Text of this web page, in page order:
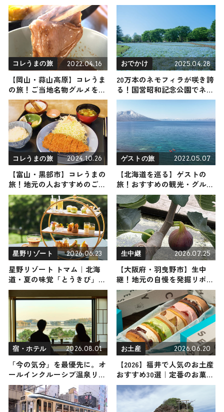
コレうまの旅 2022.04.16
【岡山・蒜山高原】コレうま
の旅！ご当地名物グルメをお
届け
おでかけ 2025.04.28
20万本のネモフィラが咲き誇
る！国営昭和記念公園でネモ
フィラが見頃に
コレうまの旅 2024.10.26
【富山・黒部市】コレうまの
旅！地元の人おすすめのご当
地名物グルメ3選 2024年10月
26日放送
ゲストの旅 2022.05.07
【北海道を巡る】ゲストの
旅！おすすめの観光・グルメ
をご紹介 2022年5月7日放送
星野リゾート 2026.06.23
星野リゾート トマム｜北海
道・夏の味覚「とうきび」が
主役の『とうきびアフタヌー
ンティー』が初開催！ファン
なら絶対見逃せない とうき
び尽くしの旅
生中継 2026.07.25
【大阪府・羽曳野市】生中
継！地元の自慢を発掘リポー
ト 2026年7月25日放送
宿・ホテル 2026.08.01
「今の気分」を最優先に。オ
ールインクルーシブ温泉リゾ
ート「松島一の坊」で過ごす
自由という贅沢を味わい尽く
す一泊二日のリトリート
お土産 2026.06.20
【2026】福井で人気のお土産
おすすめ30選｜定番のお菓子
から福井限定、おしゃれなお
土産・雑貨まで幅広く紹介